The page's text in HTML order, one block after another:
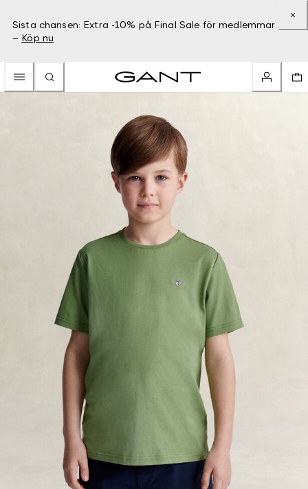
Sista chansen: Extra -10% på Final Sale för medlemmar
– Köp nu